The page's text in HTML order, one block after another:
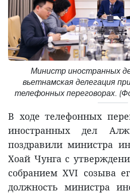
Министр иностранных
вьетнамская делегация
телефонных переговорах.
В ходе телефонных
иностранных дел
поздравили министра
Хоай Чунга с
собранием XVI созыва
должность министра